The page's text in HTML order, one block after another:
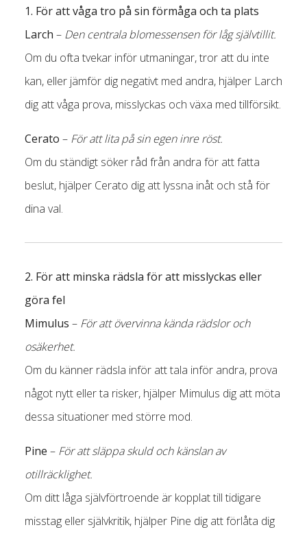
1. För att våga tro på sin förmåga och ta plats
Larch – Den centrala blomessensen för låg självtillit.
Om du ofta tvekar inför utmaningar, tror att du inte
kan, eller jämför dig negativt med andra, hjälper Larch
dig att våga prova, misslyckas och växa med tillförsikt.
Cerato – För att lita på sin egen inre röst.
Om du ständigt söker råd från andra för att fatta
beslut, hjälper Cerato dig att lyssna inåt och stå för
dina val.
2. För att minska rädsla för att misslyckas eller
göra fel
Mimulus – För att övervinna kända rädslor och
osäkerhet.
Om du känner rädsla inför att tala inför andra, prova
något nytt eller ta risker, hjälper Mimulus dig att möta
dessa situationer med större mod.
Pine – För att släppa skuld och känslan av
otillräcklighet.
Om ditt låga självförtroende är kopplat till tidigare
misstag eller självkritik, hjälper Pine dig att förlåta dig